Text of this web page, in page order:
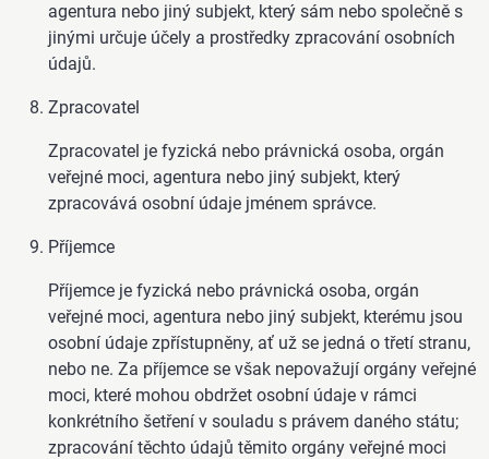
agentura nebo jiný subjekt, který sám nebo společně s
jinými určuje účely a prostředky zpracování osobních
údajů.
Zpracovatel
Zpracovatel je fyzická nebo právnická osoba, orgán
veřejné moci, agentura nebo jiný subjekt, který
zpracovává osobní údaje jménem správce.
Příjemce
Příjemce je fyzická nebo právnická osoba, orgán
veřejné moci, agentura nebo jiný subjekt, kterému jsou
osobní údaje zpřístupněny, ať už se jedná o třetí stranu,
nebo ne. Za příjemce se však nepovažují orgány veřejné
moci, které mohou obdržet osobní údaje v rámci
konkrétního šetření v souladu s právem daného státu;
zpracování těchto údajů těmito orgány veřejné moci